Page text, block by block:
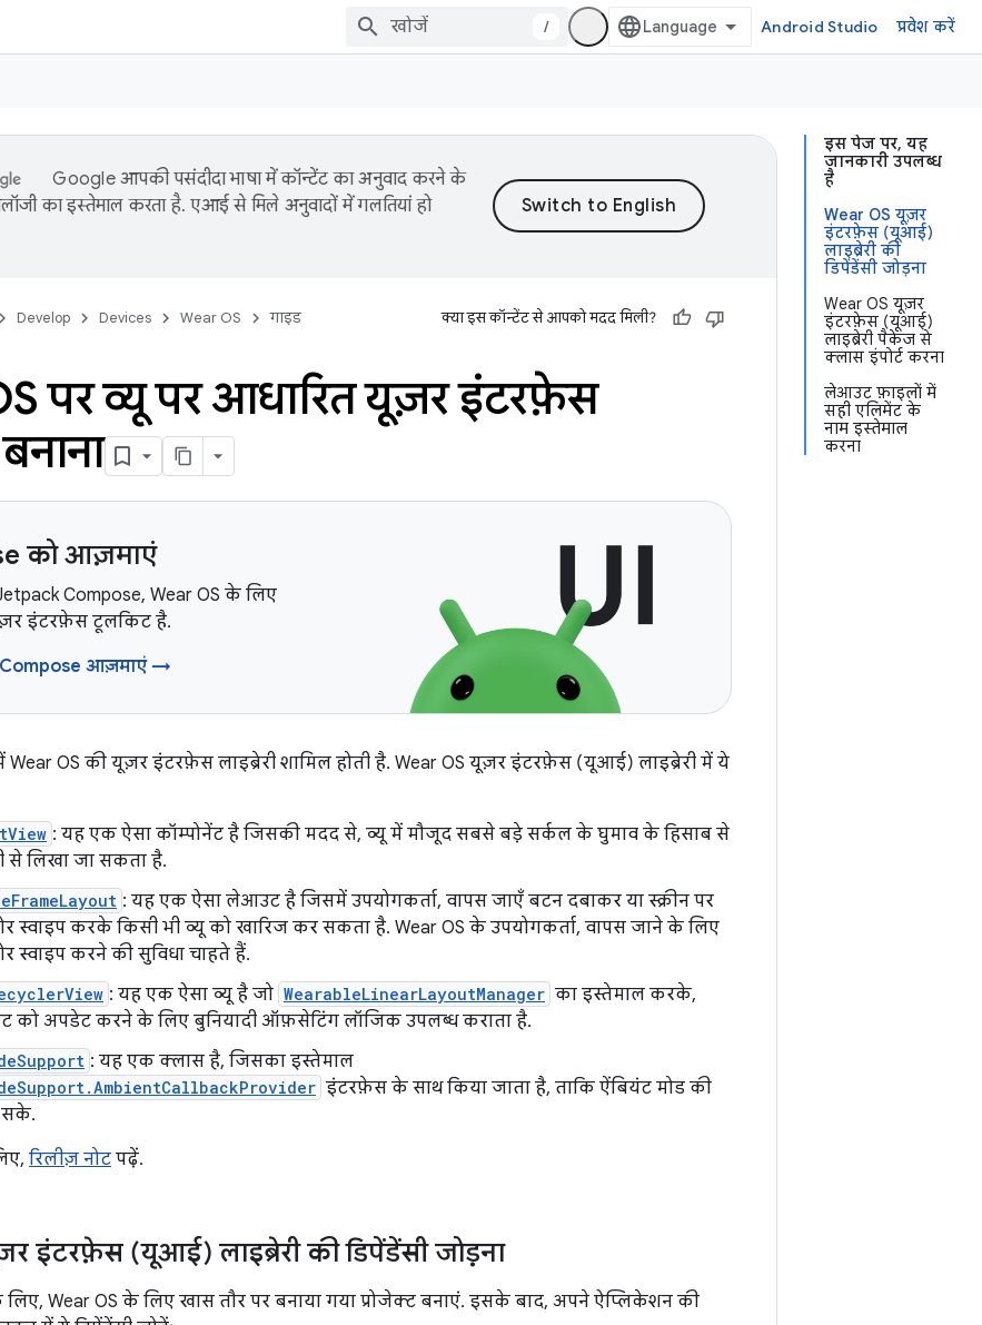
/ Android Studio प्रवेश करें
इस पेज पर, यह
जानकारी उपलब्ध
है
Wear OS यूज़र
इंटरफ़ेस (यूआई)
लाइब्रेरी की
डिपेंडेंसी जोड़ना
Wear OS यूज़र
इंटरफ़ेस (यूआई)
लाइब्रेरी पैकेज से
क्लास इंपोर्ट करना
लेआउट फ़ाइलों में
सही एलिमेंट के
नाम इस्तेमाल
करना
Google आपकी पसंदीदा भाषा में कॉन्टेंट का अनुवाद करने के
का इस्तेमाल करता है. एआई से मिले अनुवादों में गलतियां हो
Develop Devices Wear OS गाइड क्या इस कॉन्टेंट से आपको मदद मिली?
पर व्यू पर आधारित यूज़र इंटरफ़ेस
को आज़माएं
Compose, Wear OS के लिए
इंटरफ़ेस टूलकिट है.
Compose आज़माएं →
Wear OS की यूज़र इंटरफ़ेस लाइब्रेरी शामिल होती है. Wear OS यूज़र इंटरफ़ेस (यूआई) लाइब्रेरी में ये
: यह एक ऐसा कॉम्पोनेंट है जिसकी मदद से, व्यू में मौजूद सबसे बड़े सर्कल के घुमाव के हिसाब से
से लिखा जा सकता है.
: यह एक ऐसा लेआउट है जिसमें उपयोगकर्ता, वापस जाएँ बटन दबाकर या स्क्रीन पर
स्वाइप करके किसी भी व्यू को खारिज कर सकता है. Wear OS के उपयोगकर्ता, वापस जाने के लिए
स्वाइप करने की सुविधा चाहते हैं.
: यह एक ऐसा व्यू है जो WearableLinearLayoutManager का इस्तेमाल करके,
को अपडेट करने के लिए बुनियादी ऑफ़सेटिंग लॉजिक उपलब्ध कराता है.
: यह एक क्लास है, जिसका इस्तेमाल
इंटरफ़ेस के साथ किया जाता है, ताकि ऐंबियंट मोड की
सके.
रिलीज़ नोट पढ़ें.
इंटरफ़ेस (यूआई) लाइब्रेरी की डिपेंडेंसी जोड़ना
Wear OS के लिए खास तौर पर बनाया गया प्रोजेक्ट बनाएं. इसके बाद, अपने ऐप्लिकेशन की